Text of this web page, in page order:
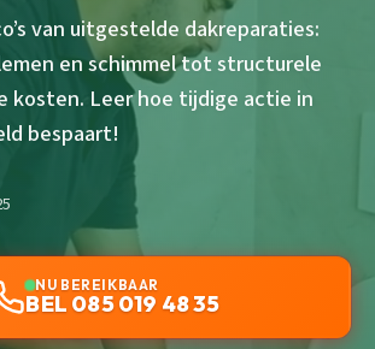
van uitgestelde dakreparaties:
en schimmel tot structurele
kosten. Leer hoe tijdige actie in
bespaart!
NU BEREIKBAAR
BEL 085 019 48 35